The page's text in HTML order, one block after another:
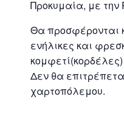
Προκυμαία, με την
Θα προσφέρονται
ενήλικες και
Δεν θα
χαρτοπόλεμου.